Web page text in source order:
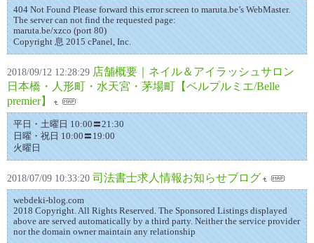
404 Not Found Please forward this error screen to maruta.be’s WebMaster.
The server can not find the requested page:
maruta.be/xzco (port 80)
Copyright 息 2015 cPanel, Inc.
2018/09/12 12:28:29 店舗概要｜ネイル＆アイラッシュサロン
日本橋・人形町・水天宮・茅場町【ベルプルミエ/Belle
premier】
平日・土曜日 10:00〓21:30
日曜・祝日 10:00〓19:00
火曜日
2018/07/09 10:33:20 司法書士求人情報お知らせブログ
webdeki-blog.com
2018 Copyright. All Rights Reserved. The Sponsored Listings displayed
above are served automatically by a third party. Neither the service provider
nor the domain owner maintain any relationship